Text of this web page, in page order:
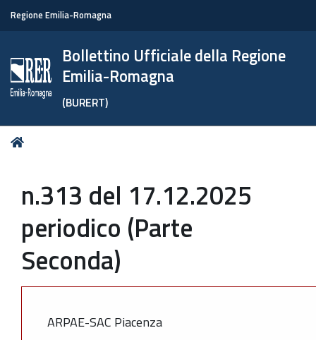
Regione Emilia-Romagna
Bollettino Ufficiale della Regione
Emilia-Romagna
(BURERT)
Tu
n.313 del 17.12.2025
periodico (Parte
Seconda)
ARPAE-SAC Piacenza